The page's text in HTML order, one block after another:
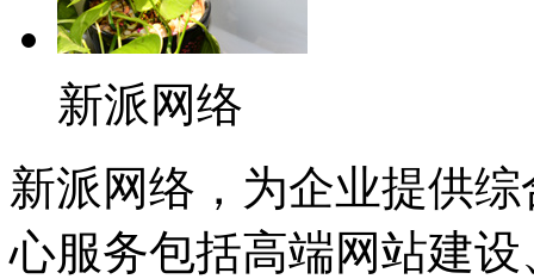
新派网络
新派网络，为企业提供
心服务包括高端网站建